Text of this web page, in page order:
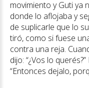
movimiento y Guti ya
donde lo aflojaba y
de suplicarle que lo
tiró, como si fuese
contra una reja.
dijo: “¿Vos lo
“Entonces dejalo,